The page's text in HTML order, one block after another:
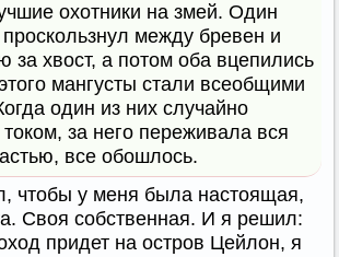
охотники на змей. Один
проскользнул между бревен и
за хвост, а потом оба вцепились
мангусты стали всеобщими
один из них случайно
за него переживала вся
все обошлось.
чтобы у меня была настоящая,
Своя собственная. И я решил:
придет на остров Цейлон, я